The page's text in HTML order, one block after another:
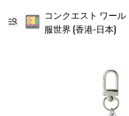
コンクエスト ワールド 征
服世界 (香港-日本)